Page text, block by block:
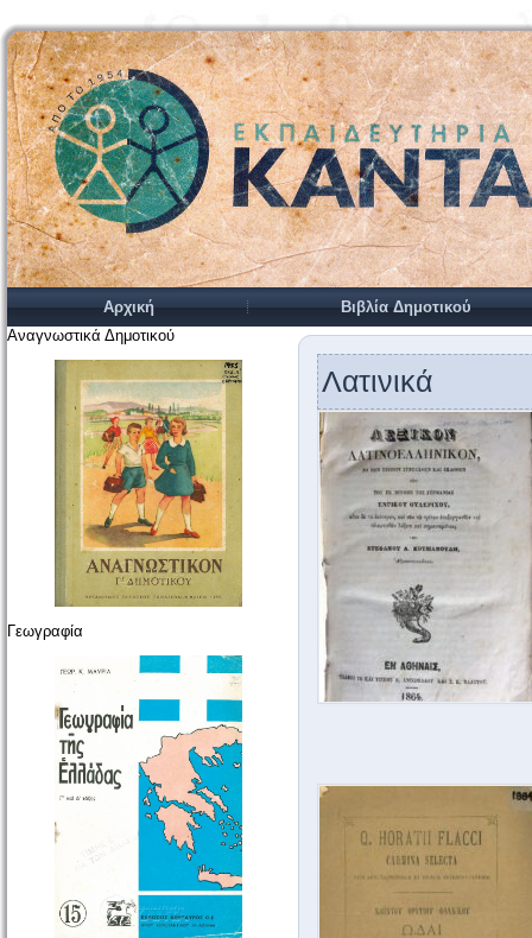
Αρχική
Βιβλία Δημοτικού
Αναγνωστικά Δημοτικού
Γεωγραφία
Λατινικά